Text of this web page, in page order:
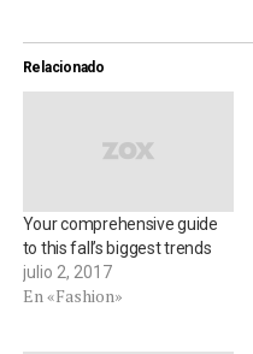
Relacionado
Your comprehensive guide
to this fall’s biggest trends
julio 2, 2017
En «Fashion»